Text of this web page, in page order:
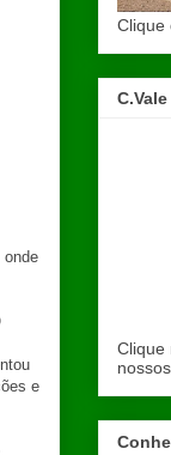
onde
e
Clique
Clique